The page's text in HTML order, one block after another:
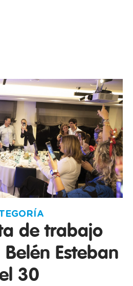
de trabajo
Esteban
30